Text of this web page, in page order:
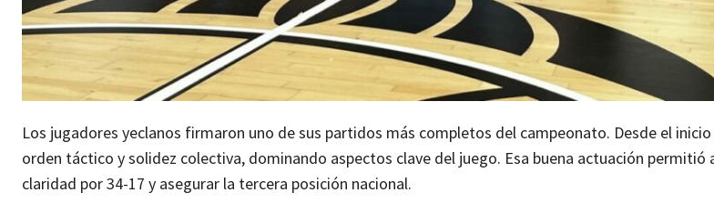
Los jugadores yeclanos firmaron uno de sus partidos más completos del campeonato. Desde el
orden táctico y solidez colectiva, dominando aspectos clave del juego. Esa buena actuación permitió
claridad por 34-17 y asegurar la tercera posición nacional.